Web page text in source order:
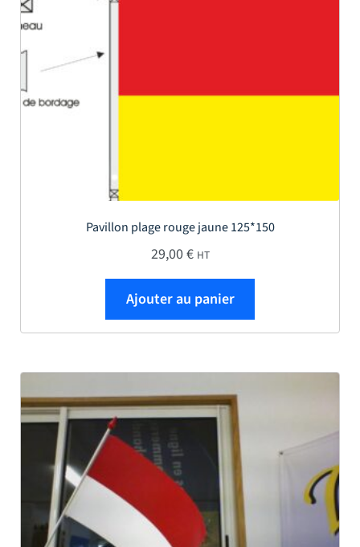
Pavillon plage rouge jaune 125*150
29,00€ HT
Ajouter au panier